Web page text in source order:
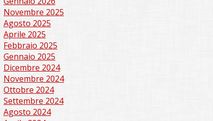
Novembre 2025
Agosto 2025
Aprile 2025
Febbraio 2025
Gennaio 2025
Dicembre 2024
Novembre 2024
Ottobre 2024
Settembre 2024
Agosto 2024